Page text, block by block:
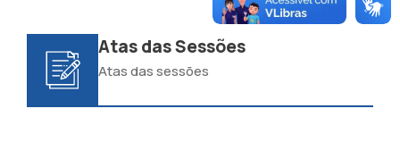
Atas das Sessões
Atas das sessões